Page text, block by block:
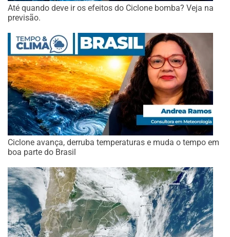
Até quando deve ir os efeitos do Ciclone bomba? Veja na
previsão.
Ciclone avança, derruba temperaturas e muda o tempo em
boa parte do Brasil